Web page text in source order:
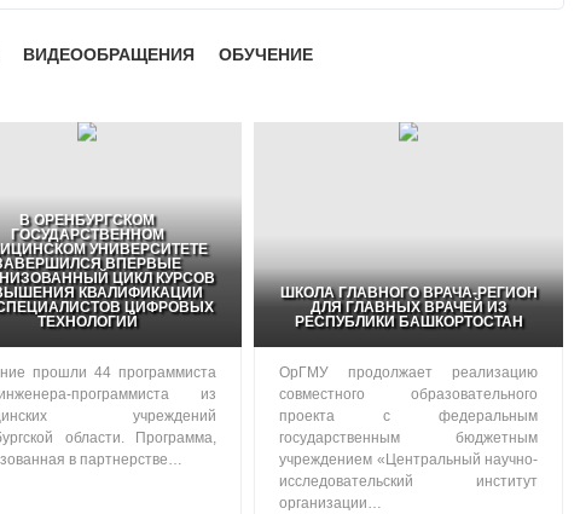
ВИДЕООБРАЩЕНИЯ ОБУЧЕНИЕ
В ОРЕНБУРГСКОМ
ГОСУДАРСТВЕННОМ
УНИВЕРСИТЕТЕ
ВПЕРВЫЕ
ЦИКЛ КУРСОВ
КВАЛИФИКАЦИИ
ЦИФРОВЫХ
ТЕХНОЛОГИЙ
прошли 44 программиста
программиста из
учреждений
области. Программа,
в партнерстве…
ШКОЛА ГЛАВНОГО ВРАЧА-РЕГИОН
ДЛЯ ГЛАВНЫХ ВРАЧЕЙ ИЗ
РЕСПУБЛИКИ БАШКОРТОСТАН
ОрГМУ продолжает реализацию
совместного образовательного
проекта с федеральным
государственным бюджетным
учреждением «Центральный научно-
исследовательский институт
организации…